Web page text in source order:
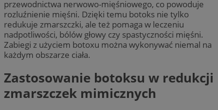
przewodnictwa nerwowo-mięśniowego, co powoduje
rozluźnienie mięśni. Dzięki temu botoks nie tylko
redukuje zmarszczki, ale też pomaga w leczeniu
nadpotliwości, bólów głowy czy spastyczności mięśni.
Zabiegi z użyciem botoxu można wykonywać niemal na
każdym obszarze ciała.
Zastosowanie botoksu w redukcji
zmarszczek mimicznych